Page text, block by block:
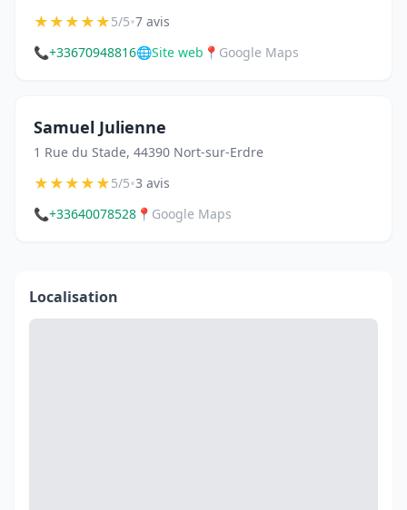
★★★★★5/5•7 avis
📞+33670948816🌐Site web 📍 Google Maps
Samuel Julienne
1 Rue du Stade, 44390 Nort-sur-Erdre
★★★★★5/5•3 avis
📞+33640078528 📍 Google Maps
Localisation